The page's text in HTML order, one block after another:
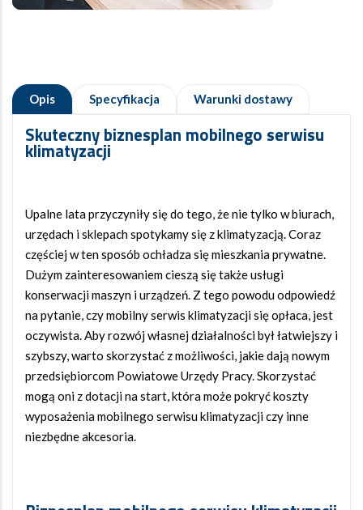
Opis Specyfikacja Warunki dostawy
Skuteczny biznesplan mobilnego serwisu
klimatyzacji
Upalne lata przyczyniły się do tego, że nie tylko w biurach,
urzędach i sklepach spotykamy się z klimatyzacją. Coraz
częściej w ten sposób ochładza się mieszkania prywatne.
Dużym zainteresowaniem cieszą się także usługi
konserwacji maszyn i urządzeń. Z tego powodu odpowiedź
na pytanie, czy mobilny serwis klimatyzacji się opłaca, jest
oczywista. Aby rozwój własnej działalności był łatwiejszy i
szybszy, warto skorzystać z możliwości, jakie dają nowym
przedsiębiorcom Powiatowe Urzędy Pracy. Skorzystać
mogą oni z dotacji na start, która może pokryć koszty
wyposażenia mobilnego serwisu klimatyzacji czy inne
niezbędne akcesoria.